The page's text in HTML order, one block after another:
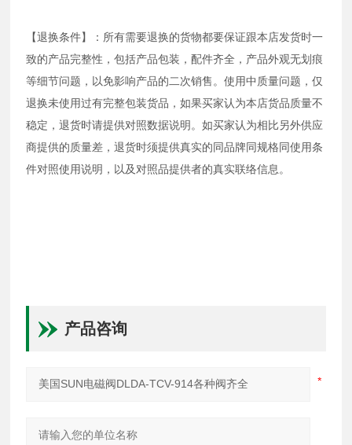
【退换条件】：所有需要退换的货物都要保证跟本店发货时一
致的产品完整性，包括产品包装，配件齐全，产品外观无划痕
等细节问题，以免影响产品的二次销售。使用中质量问题，仅
退换未使用过有完整包装货品，如果买家认为本店货品质量不
稳定，退货时请提供对照数据说明。如买家认为相比另外供应
商提供的质量差，退货时须提供真实的同品牌同规格同使用条
件对照使用说明，以及对照品提供者的真实联络信息。
产品咨询